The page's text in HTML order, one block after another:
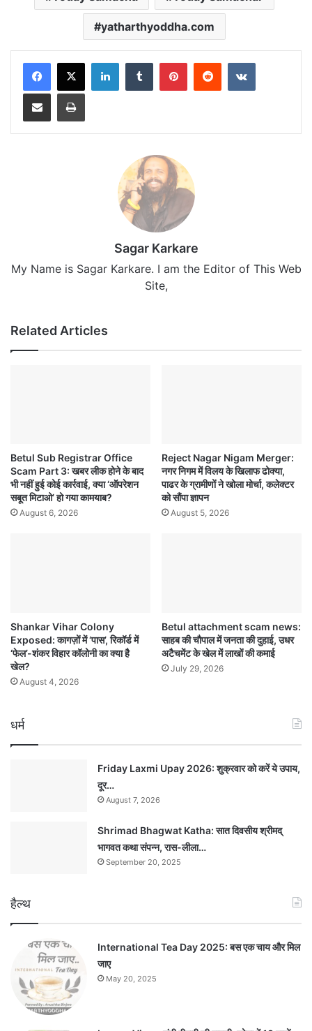
yatharthyoddha.com
Sagar Karkare
My Name is Sagar Karkare. I am the Editor of This Web
Site,
Related Articles
Betul Sub Registrar Office
Scam Part 3: खबर लीक होने के बाद
भी नहीं हुई कोई कार्रवाई, क्या ‘ऑपरेशन
सबूत मिटाओ’ हो गया कामयाब?
August 6, 2026
Reject Nagar Nigam Merger:
नगर निगम में विलय के खिलाफ ढोक्या,
पाढर के ग्रामीणों ने खोला मोर्चा, कलेक्टर
को सौंपा ज्ञापन
August 5, 2026
Shankar Vihar Colony
Exposed: कागज़ों में ‘पास’, रिकॉर्ड में
‘फेल’-शंकर विहार कॉलोनी का क्या है
खेल?
August 4, 2026
Betul attachment scam news:
साहब की चौपाल में जनता की दुहाई, उधर
अटैचमेंट के खेल में लाखों की कमाई
July 29, 2026
धर्म
Friday Laxmi Upay 2026: शुक्रवार को करें ये उपाय,
दूर…
August 7, 2026
Shrimad Bhagwat Katha: सात दिवसीय श्रीमद्
भागवत कथा संपन्न, रास-लीला…
September 20, 2025
हैल्थ
International Tea Day 2025: बस एक चाय और मिल
जाए
May 20, 2025